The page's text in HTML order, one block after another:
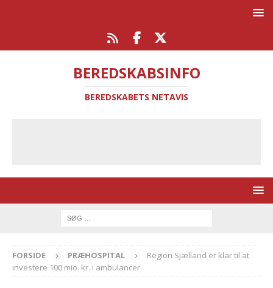
BEREDSKABSINFO
BEREDSKABETS NETAVIS
FORSIDE PRÆHOSPITAL
Region Sjælland er klar til at
investere 100 mio. kr. i ambulancer